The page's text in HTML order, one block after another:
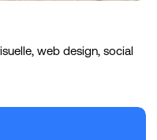
web design, social